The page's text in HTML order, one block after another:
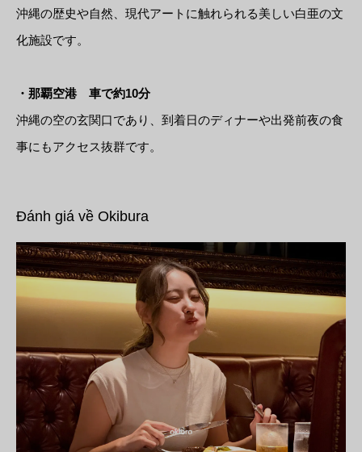
沖縄の歴史や自然、現代アートに触れられる美しい白亜の文
化施設です。
・那覇空港 車で約10分
沖縄の空の玄関口であり、到着日のディナーや出発前夜の食
事にもアクセス抜群です。
Đánh giá về Okibura